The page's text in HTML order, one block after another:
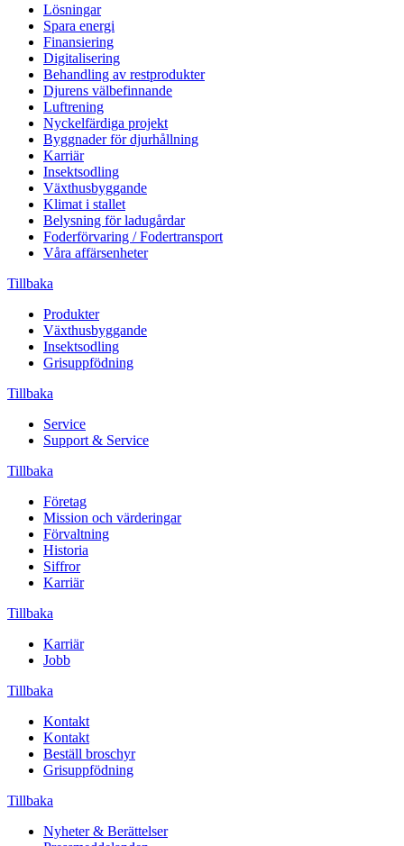
Lösningar
Spara energi
Finansiering
Digitalisering
Behandling av restprodukter
Djurens välbefinnande
Luftrening
Nyckelfärdiga projekt
Byggnader för djurhållning
Karriär
Insektsodling
Växthusbyggande
Klimat i stallet
Belysning för ladugårdar
Foderförvaring / Fodertransport
Våra affärsenheter
Tillbaka
Produkter
Växthusbyggande
Insektsodling
Grisuppfödning
Tillbaka
Service
Support & Service
Tillbaka
Företag
Mission och värderingar
Förvaltning
Historia
Siffror
Karriär
Tillbaka
Karriär
Jobb
Tillbaka
Kontakt
Kontakt
Beställ broschyr
Grisuppfödning
Tillbaka
Nyheter & Berättelser